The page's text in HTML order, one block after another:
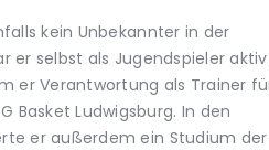
kein Unbekannter in der
er selbst als Jugendspieler
er Verantwortung als Trainer
Basket Ludwigsburg. In den
er außerdem ein Studium der